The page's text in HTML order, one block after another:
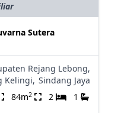
Sutera
Rejang Lebong,
Kelingi, Sindang Jaya
84m2 2 1